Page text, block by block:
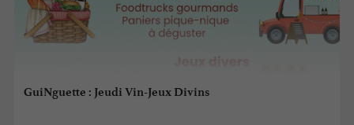
GuiNguette : Jeudi Vin-Jeux Divins